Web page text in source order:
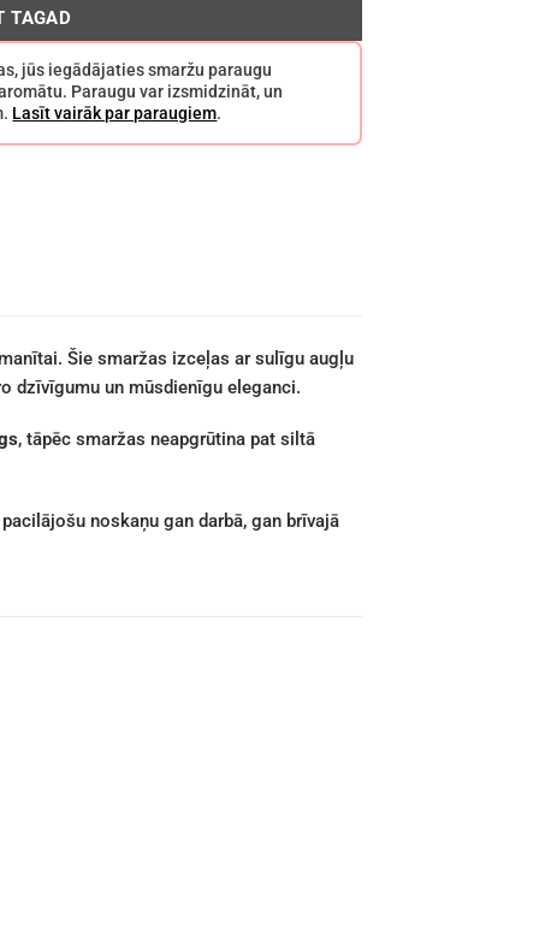
TAGAD
jūs iegādājaties smaržu paraugu
Paraugu var izsmidzināt, un
Lasīt vairāk par paraugiem.
Šie smaržas izceļas ar sulīgu augļu
dzīvīgumu un mūsdienīgu eleganci.
, tāpēc smaržas neapgrūtina pat siltā
noskaņu gan darbā, gan brīvajā